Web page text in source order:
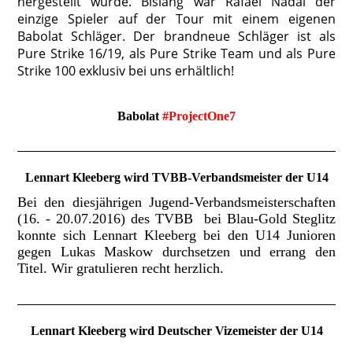
einzige Spieler auf der Tour mit einem eigenen
Babolat Schläger. Der brandneue Schläger ist als
Pure Strike 16/19, als Pure Strike Team und als Pure
Strike 100 exklusiv bei uns erhältlich!
Babolat #ProjectOne7
Lennart Kleeberg wird TVBB-Verbandsmeister der U14
Bei den diesjährigen Jugend-Verbandsmeisterschaften
(16. - 20.07.2016) des TVBB bei Blau-Gold Steglitz
konnte sich Lennart Kleeberg bei den U14 Junioren
gegen Lukas Maskow durchsetzen und errang den
Titel. Wir gratulieren recht herzlich.
Lennart Kleeberg wird Deutscher Vizemeister der U14